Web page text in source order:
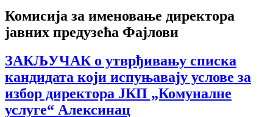
Комисија за именовање директора
јавних предузећа Фајлови
ЗАКЉУЧАК о утврђивању списка
кандидата који испуњавају услове за
избор директора ЈКП „Комуналне
услуге“ Алексинац